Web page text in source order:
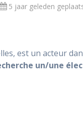
5 jaar geleden
est un acteur
un/une